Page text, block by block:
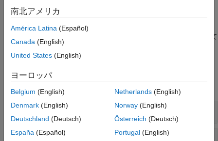
table
timetable
構造体
cell 配列
関数ハンドル
時系列
ご覧ください。
timetable のイベントを検出してラベルを付けるには、イベント
を参照して
ください。
timetable の作成と型の変換
ファイルの読み取りおよび書き込み
南北アメリカ
América Latina (Español)
Canada (English)
United States (English)
ヨーロッパ
Belgium (English)
Denmark (English)
Deutschland (Deutsch)
España (Español)
Netherlands(English)
Norway(English)
Österreich (Deutsch)
Portugal(English)